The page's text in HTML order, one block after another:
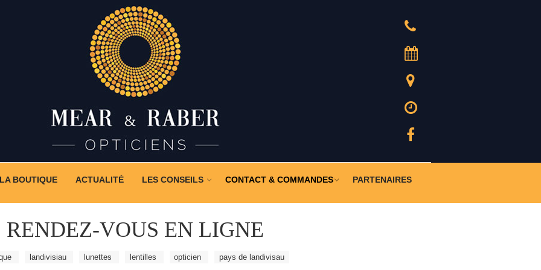
LA BOUTIQUE ACTUALITÉ LES CONSEILS CONTACT & COMMANDES PARTENAIRES
RENDEZ-VOUS EN LIGNE
landivisiau lunettes lentilles opticien pays de landivisau